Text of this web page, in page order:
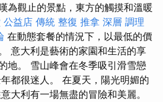
為觀止的景點，東方的觸摸和溫暖
公益店 傳統 整復 推拿 深層 調理
在動態套餐的情況下，以最低的價
意大利是藝術的家園和生活的享
地。 雪山峰會在冬季吸引滑雪戀
都很迷人。 在夏天，陽光明媚的
大利有一場無盡的冒險和美麗。